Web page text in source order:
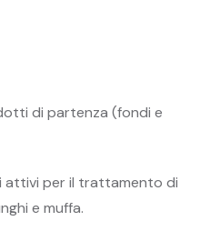
di partenza (fondi e
attivi per il trattamento di
e muffa.